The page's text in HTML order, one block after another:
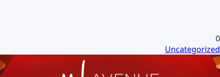
0
Uncategorized